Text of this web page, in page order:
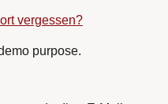
vergessen?
purpose.